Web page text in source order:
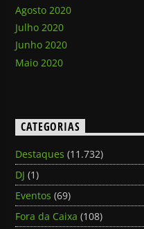
Agosto 2020
Julho 2020
Junho 2020
Maio 2020
CATEGORIAS
Destaques (11.732)
DJ (1)
Eventos (69)
Fora da Caixa (108)